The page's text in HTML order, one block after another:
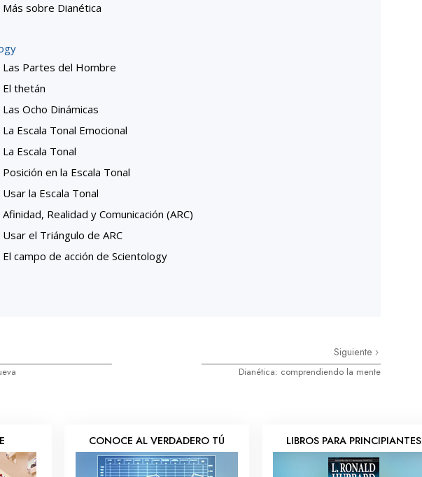
Más sobre Dianética
Las Partes del Hombre
El thetán
Las Ocho Dinámicas
La Escala Tonal Emocional
La Escala Tonal
Posición en la Escala Tonal
Usar la Escala Tonal
Afinidad, Realidad y Comunicación (ARC)
Usar el Triángulo de ARC
El campo de acción de Scientology
Siguiente
Dianética: comprendiendo la mente
CONOCE AL VERDADERO TÚ LIBROS PARA PRINCIPIANTES